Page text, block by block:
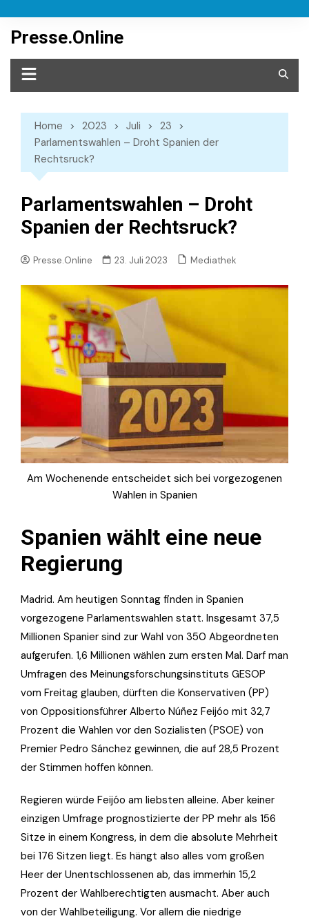
content
Presse.Online
Home 2023 Juli
23
Parlamentswahlen – Droht Spanien der
Rechtsruck?
Parlamentswahlen – Droht
Spanien der Rechtsruck?
Presse.Online 23. Juli 2023 Mediathek
Am Wochenende entscheidet sich bei vorgezogenen
Wahlen in Spanien
Spanien wählt eine neue
Regierung
Madrid. Am heutigen Sonntag finden in Spanien
vorgezogene Parlamentswahlen statt. Insgesamt 37,5
Millionen Spanier sind zur Wahl von 350 Abgeordneten
aufgerufen. 1,6 Millionen wählen zum ersten Mal. Darf man
Umfragen des Meinungsforschungsinstituts GESOP
vom Freitag glauben, dürften die Konservativen (PP)
von Oppositionsführer Alberto Núñez Feijóo mit 32,7
Prozent die Wahlen vor den Sozialisten (PSOE) von
Premier Pedro Sánchez gewinnen, die auf 28,5 Prozent
der Stimmen hoffen können.
Regieren würde Feijóo am liebsten alleine. Aber keiner
einzigen Umfrage prognostizierte der PP mehr als 156
Sitze in einem Kongress, in dem die absolute Mehrheit
bei 176 Sitzen liegt. Es hängt also alles vom großen
Heer der Unentschlossenen ab, das immerhin 15,2
Prozent der Wahlberechtigten ausmacht. Aber auch
von der Wahlbeteiligung. Vor allem die niedrige